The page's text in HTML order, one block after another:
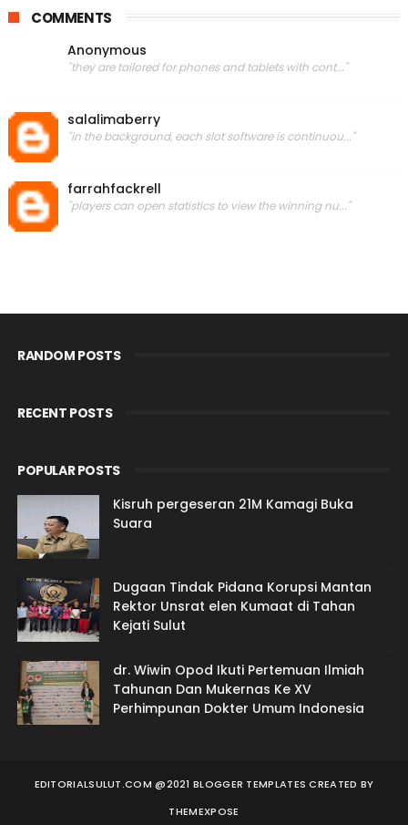
COMMENTS
Anonymous
"they are tailored for phones and tablets with cont..."
salalimaberry
"in the background, each slot software is continuou..."
farrahfackrell
"players can open statistics to view the winning nu..."
RANDOM POSTS
RECENT POSTS
POPULAR POSTS
Kisruh pergeseran 21M Kamagi Buka
Suara
Dugaan Tindak Pidana Korupsi Mantan
Rektor Unsrat elen Kumaat di Tahan
Kejati Sulut
dr. Wiwin Opod Ikuti Pertemuan Ilmiah
Tahunan Dan Mukernas Ke XV
Perhimpunan Dokter Umum Indonesia
EDITORIALSULUT.COM @2021 BLOGGER TEMPLATES CREATED BY
THEMEXPOSE